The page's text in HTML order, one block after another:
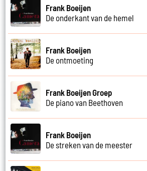
Frank Boeijen
De onderkant van de hemel
Frank Boeijen
De ontmoeting
Frank Boeijen Groep
De piano van Beethoven
Frank Boeijen
De streken van de meester